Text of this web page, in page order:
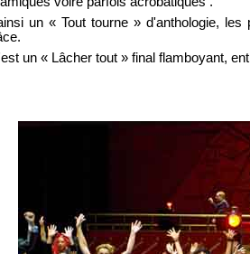
un « Tout tourne » d'anthologie,
un « Lâcher tout » final flamboyant,